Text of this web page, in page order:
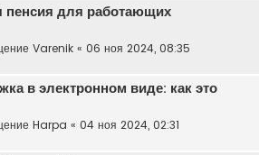
для работающих
Varenik « 06 ноя 2024, 08:35
в электронном виде: как это
Harpa « 04 ноя 2024, 02:31